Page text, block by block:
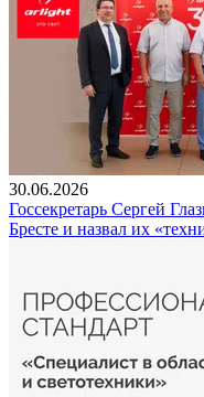
30.06.2026
Госсекретарь Сергей
Бресте и назвал их